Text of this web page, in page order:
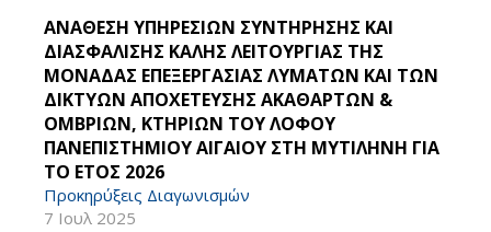
ΑΝΑΘΕΣΗ ΥΠΗΡΕΣΙΩΝ ΣΥΝΤΗΡΗΣΗΣ ΚΑΙ
ΔΙΑΣΦΑΛΙΣΗΣ ΚΑΛΗΣ ΛΕΙΤΟΥΡΓΙΑΣ ΤΗΣ
ΜΟΝΑΔΑΣ ΕΠΕΞΕΡΓΑΣΙΑΣ ΛΥΜΑΤΩΝ ΚΑΙ ΤΩΝ
ΔΙΚΤΥΩΝ ΑΠΟΧΕΤΕΥΣΗΣ ΑΚΑΘΑΡΤΩΝ &
ΟΜΒΡΙΩΝ, ΚΤΗΡΙΩΝ ΤΟΥ ΛΟΦΟΥ
ΠΑΝΕΠΙΣΤΗΜΙΟΥ ΑΙΓΑΙΟΥ ΣΤΗ ΜΥΤΙΛΗΝΗ ΓΙΑ
ΤΟ ΕΤΟΣ 2026
Προκηρύξεις Διαγωνισμών
7 Ιουλ 2025